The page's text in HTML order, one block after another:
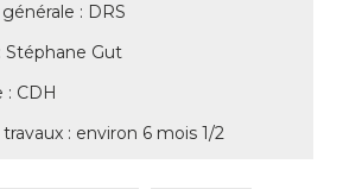
: DRS
Stéphane Gut
: CDH
: environ 6 mois 1/2